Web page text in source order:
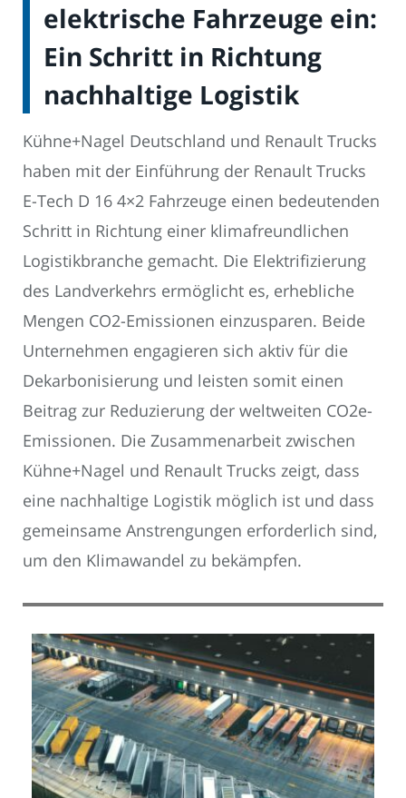
elektrische Fahrzeuge ein:
Ein Schritt in Richtung
nachhaltige Logistik
Kühne+Nagel Deutschland und Renault Trucks
haben mit der Einführung der Renault Trucks
E-Tech D 16 4×2 Fahrzeuge einen bedeutenden
Schritt in Richtung einer klimafreundlichen
Logistikbranche gemacht. Die Elektrifizierung
des Landverkehrs ermöglicht es, erhebliche
Mengen CO2-Emissionen einzusparen. Beide
Unternehmen engagieren sich aktiv für die
Dekarbonisierung und leisten somit einen
Beitrag zur Reduzierung der weltweiten CO2e-
Emissionen. Die Zusammenarbeit zwischen
Kühne+Nagel und Renault Trucks zeigt, dass
eine nachhaltige Logistik möglich ist und dass
gemeinsame Anstrengungen erforderlich sind,
um den Klimawandel zu bekämpfen.